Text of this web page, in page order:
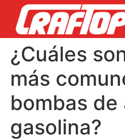
¿Cuáles
más
bombas de
gasolina?